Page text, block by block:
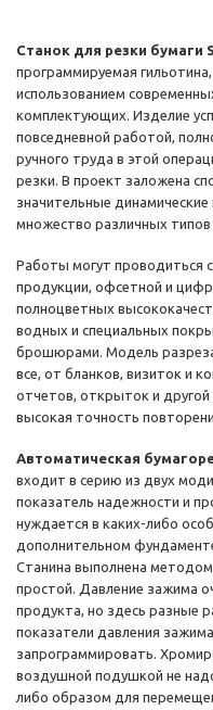
Станок для резки бумаги
программируемая
использованием
комплектующих. Изделие
повседневной работой,
ручного труда в этой
резки. В проект заложена
значительные
множество различных
Работы могут проводиться
продукции, офсетной и
полноцветных
водных и специальных
брошюрами. Модель
все, от бланков, визиток и
отчетов, открыток и
высокая точность
Автоматическая
входит в серию из двух
показатель надежности и
нуждается в каких-либо
дополнительном
Станина выполнена
простой. Давление зажима
продукта, но здесь разные
показатели давления
запрограммировать.
воздушной подушкой не
либо образом для